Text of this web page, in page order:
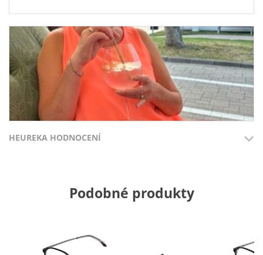
… parada …. Vidim inco konzumuji😎
HEUREKA HODNOCENÍ
Přidáno 3.8.2026
nemám
Podobné produkty